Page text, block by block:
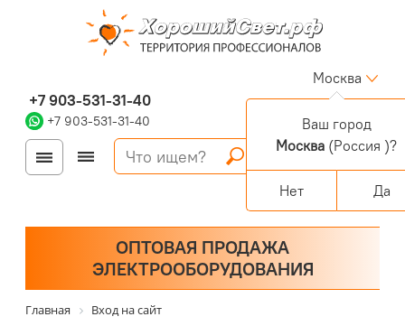
+7 903-531-31-40
+7 903-531-31-40
Москва
Войти
Регистрация
Корзина
0 позиций
Персональный раздел
ОПТОВАЯ ПРОДАЖА
ЭЛЕКТРООБОРУДОВАНИЯ
Главная Вход на сайт
Ваш город
Москва (Россия )?
Нет Да